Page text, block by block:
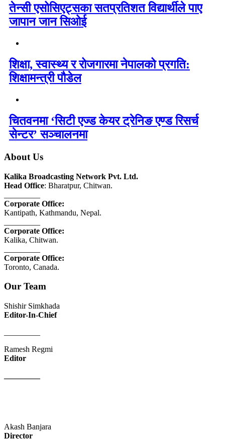
तेन्सी एसोसिएट्सका सतप्रतिशत विद्यार्थीले पाए
जापान जान सिओई
शिक्षा, स्वास्थ्य र रोजगारमा नेपालको प्रगति:
शिक्षामन्त्री पौडेल
चितवनमा ‘सिटी एज्ड केयर ट्रेनिङ एण्ड रिसर्च
सेन्टर’ सञ्चालनमा
About Us
Kalika Broadcasting Network Pvt. Ltd.
Head Office: Bharatpur, Chitwan.
Corporate Office:
Kantipath, Kathmandu, Nepal.
Corporate Office:
Kalika, Chitwan.
Corporate Office:
Toronto, Canada.
Our Team
Shishir Simkhada
Editor-In-Chief
Ramesh Regmi
Editor
Akash Banjara
Director